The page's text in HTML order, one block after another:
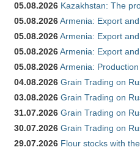
05.08.2026 Kazakhstan: The
05.08.2026Armenia: Export
05.08.2026Armenia: Export
05.08.2026Armenia: Export
05.08.2026Armenia:
04.08.2026 Grain Trading on
03.08.2026 Grain Trading on
31.07.2026 Grain Trading on
30.07.2026 Grain Trading on
29.07.2026 Flour stocks with